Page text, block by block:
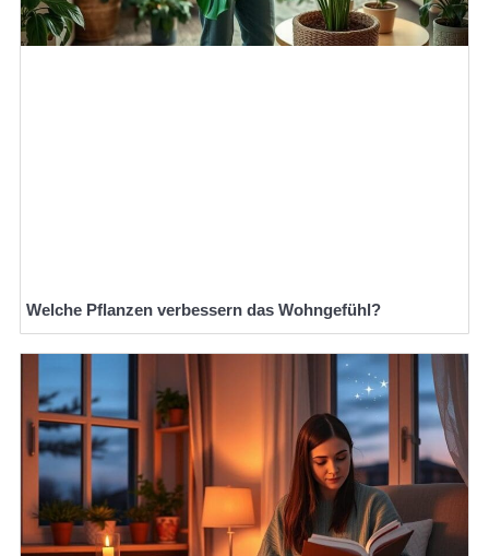
Welche Pflanzen verbessern das Wohngefühl?